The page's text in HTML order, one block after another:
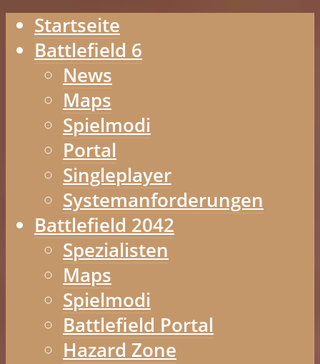
Startseite
Battlefield 6
News
Maps
Spielmodi
Portal
Singleplayer
Systemanforderungen
Battlefield 2042
Spezialisten
Maps
Spielmodi
Battlefield Portal
Hazard Zone